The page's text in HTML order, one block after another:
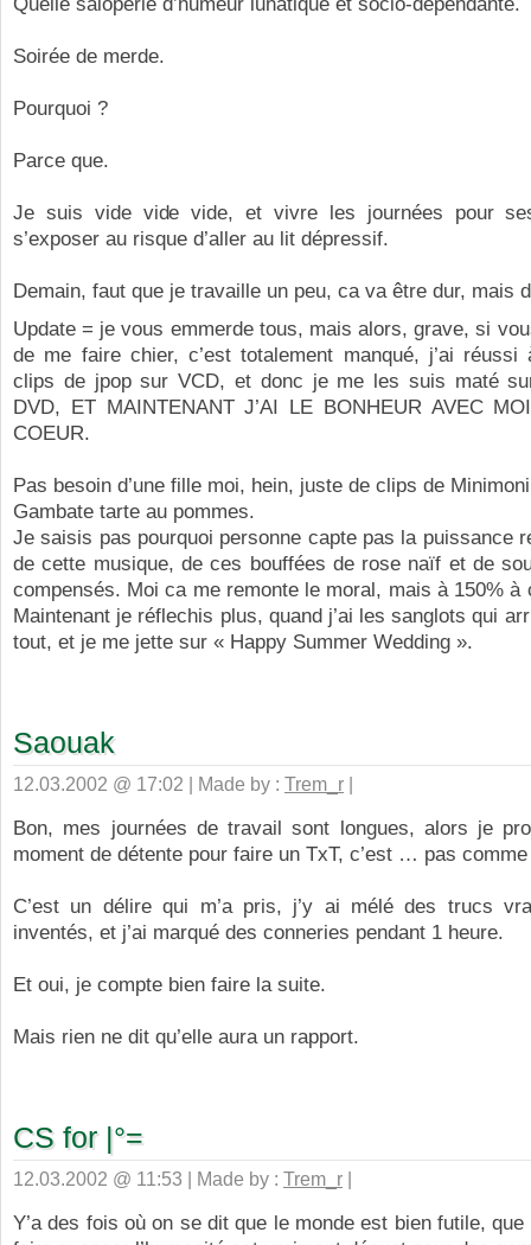
Soirée de merde.
Pourquoi ?
Parce que.
Je suis vide vide vide, et vivre les journées pour
s’exposer au risque d’aller au lit dépressif.
Demain, faut que je travaille un peu, ca va être dur, mais
Update = je vous emmerde tous, mais alors, grave, si
de me faire chier, c’est totalement manqué, j’ai
clips de jpop sur VCD, et donc je me les suis maté
DVD, ET MAINTENANT J’AI LE BONHEUR AVEC
COEUR.
Pas besoin d’une fille moi, hein, juste de clips de
Gambate tarte au pommes.
Je saisis pas pourquoi personne capte pas la puissance
de cette musique, de ces bouffées de rose naïf et de
compensés. Moi ca me remonte le moral, mais à 150% à
Maintenant je réflechis plus, quand j’ai les sanglots qui
tout, et je me jette sur « Happy Summer Wedding ».
Saouak
12.03.2002 @ 17:02 | Made by : Trem_r |
Bon, mes journées de travail sont longues, alors je
moment de détente pour faire un TxT, c’est … pas comme
C’est un délire qui m’a pris, j’y ai mélé des trucs
inventés, et j’ai marqué des conneries pendant 1 heure.
Et oui, je compte bien faire la suite.
Mais rien ne dit qu’elle aura un rapport.
CS for |°=
12.03.2002 @ 11:53 | Made by : Trem_r |
Y’a des fois où on se dit que le monde est bien futile,